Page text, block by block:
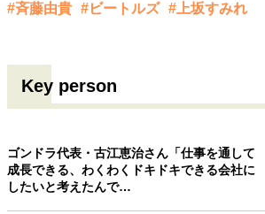
#斉藤由貴 #ビートルズ #上坂すみれ
Key person
ゴンドラ代表・古江恵治さん「仕事を通して
成長できる、わくわくドキドキできる会社に
したいと考えたんで…